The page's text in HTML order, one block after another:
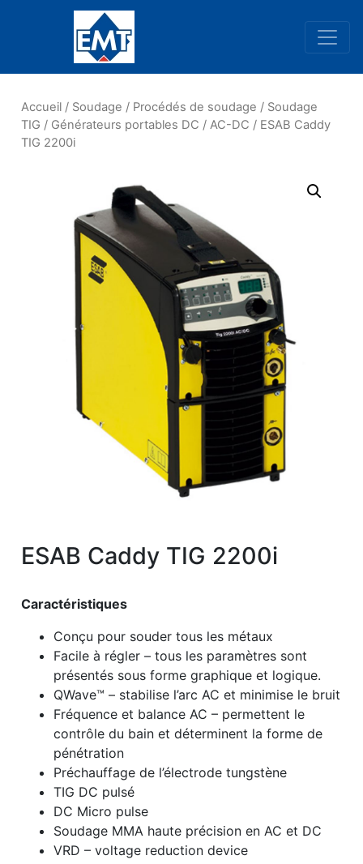
Navigation principale
Accueil / Soudage / Procédés de soudage / Soudage
TIG / Générateurs portables DC / AC-DC / ESAB Caddy
TIG 2200i
ESAB Caddy TIG 2200i
Caractéristiques
Conçu pour souder tous les métaux
Facile à régler – tous les paramètres sont
présentés sous forme graphique et logique.
QWave™ – stabilise l’arc AC et minimise le bruit
Fréquence et balance AC – permettent le
contrôle du bain et déterminent la forme de
pénétration
Préchauffage de l’électrode tungstène
TIG DC pulsé
DC Micro pulse
Soudage MMA haute précision en AC et DC
VRD – voltage reduction device